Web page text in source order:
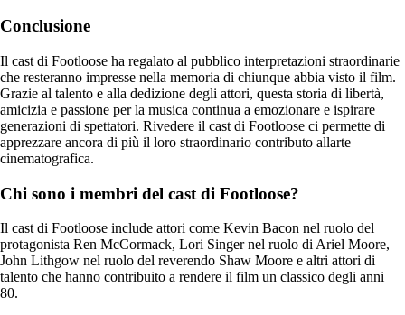
Conclusione
Il cast di Footloose ha regalato al pubblico interpretazioni straordinarie
che resteranno impresse nella memoria di chiunque abbia visto il film.
Grazie al talento e alla dedizione degli attori, questa storia di libertà,
amicizia e passione per la musica continua a emozionare e ispirare
generazioni di spettatori. Rivedere il cast di Footloose ci permette di
apprezzare ancora di più il loro straordinario contributo allarte
cinematografica.
Chi sono i membri del cast di Footloose?
Il cast di Footloose include attori come Kevin Bacon nel ruolo del
protagonista Ren McCormack, Lori Singer nel ruolo di Ariel Moore,
John Lithgow nel ruolo del reverendo Shaw Moore e altri attori di
talento che hanno contribuito a rendere il film un classico degli anni
80.